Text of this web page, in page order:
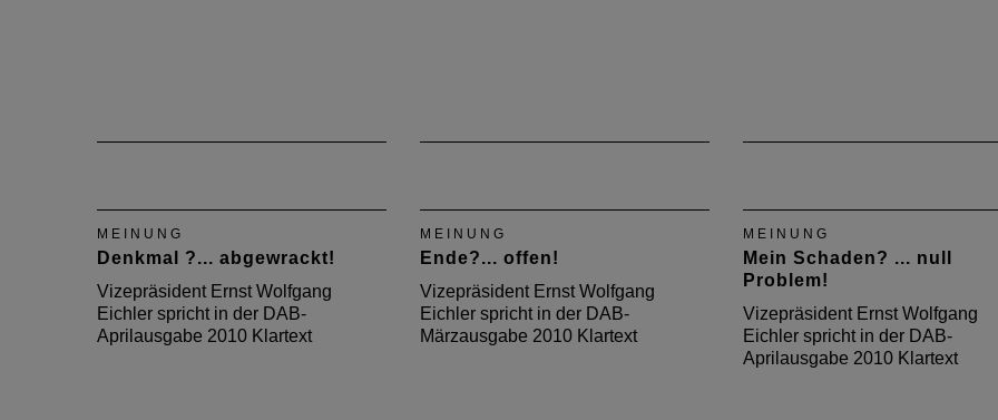
MEINUNG
Denkmal ?... abgewrackt!
Vizepräsident Ernst Wolfgang
Eichler spricht in der DAB-
Aprilausgabe 2010 Klartext
MEINUNG
Ende?... offen!
Vizepräsident Ernst Wolfgang
Eichler spricht in der DAB-
Märzausgabe 2010 Klartext
MEINUNG
Mein Schaden? ... null
Problem!
Vizepräsident Ernst Wolfgang
Eichler spricht in der DAB-
Aprilausgabe 2010 Klartext